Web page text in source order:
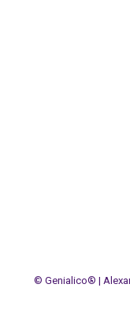
© Genialico® |